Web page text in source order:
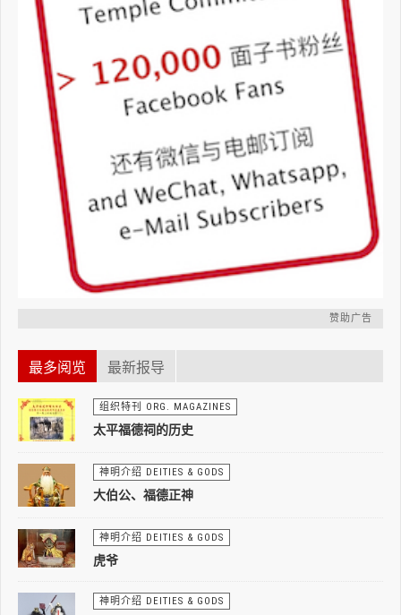
赞助广告
最多阅览 最新报导
组织特刊 ORG. MAGAZINES
太平福德祠的历史
神明介绍 DEITIES & GODS
大伯公、福德正神
神明介绍 DEITIES & GODS
虎爷
神明介绍 DEITIES & GODS